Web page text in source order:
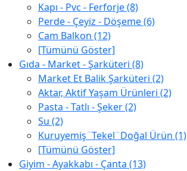
Kapı - Pvc - Ferforje (8)
Perde - Çeyiz - Döşeme (6)
Cam Balkon (12)
[Tümünü Göster]
Gıda - Market - Şarküteri (8)
Market Et Balik Şarküteri (2)
Aktar, Aktif Yaşam Ürünleri (2)
Pasta - Tatlı - Şeker (2)
Su (2)
Kuruyemiş¨Tekel¨Doğal Ürün (1)
[Tümünü Göster]
Giyim - Ayakkabı - Çanta (13)